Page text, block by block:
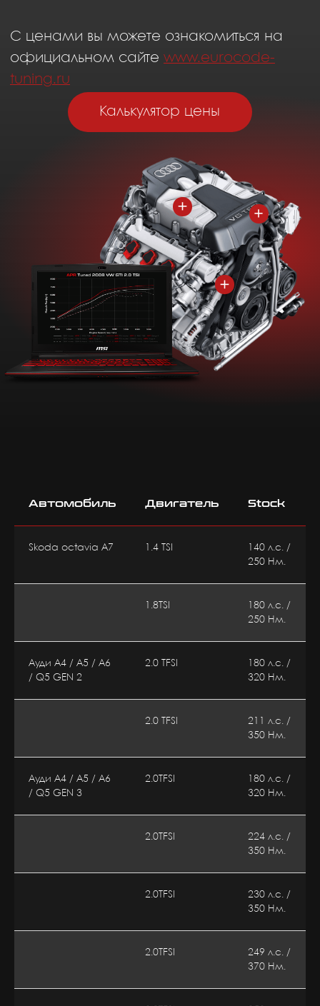
Автомобиль Двигатель Stock
Skoda octavia А7 1.4 TSI
140 л.с. /
250 Нм.
1.8TSI
180 л.с. /
250 Нм.
Ауди А4 / А5 / A6
/ Q5 GEN 2
2.0 TFSI
180 л.с. /
320 Нм.
2.0 TFSI
211 л.с. /
350 Нм.
Ауди А4 / А5 / A6
/ Q5 GEN 3
2.0TFSI
180 л.с. /
320 Нм.
2.0TFSI
224 л.с. /
350 Нм.
2.0TFSI
230 л.с. /
350 Нм.
2.0TFSI
249 л.с. /
370 Нм.